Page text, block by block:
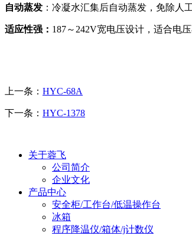
自动蒸发 ：冷凝水汇集后自动蒸发，免除人
适应性强： 187～ 242V宽电压设计，适合电
上一条： HYC-68A
下一条： HYC-1378
关于蓉飞
公司简介
企业文化
产品中心
安全柜/工作台/低温操作台
冰箱
程序降温仪/箱体/j计数仪